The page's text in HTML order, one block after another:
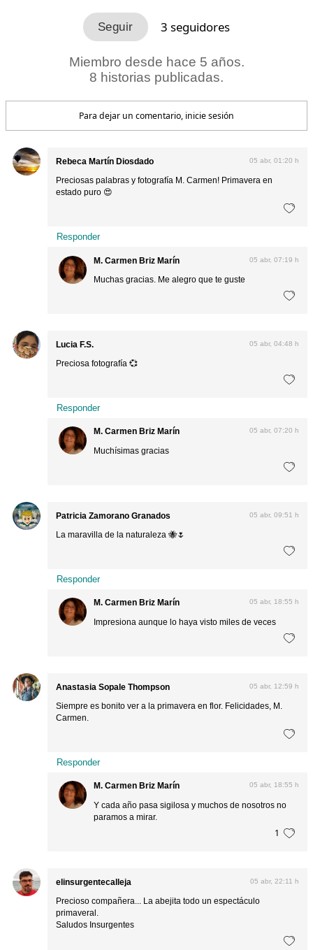
3 seguidores
Miembro desde hace 5 años.
8 historias publicadas.
Para dejar un comentario, inicie sesión
Rebeca Martín Diosdado 05 abr, 01:20 h
Preciosas palabras y fotografía M. Carmen! Primavera en
estado puro 😍
Responder
M. Carmen Briz Marín 05 abr, 07:19 h
Muchas gracias. Me alegro que te guste
Lucia F.S. 05 abr, 04:48 h
Preciosa fotografía 💞
Responder
M. Carmen Briz Marín 05 abr, 07:20 h
Muchísimas gracias
Patricia Zamorano Granados 05 abr, 09:51 h
La maravilla de la naturaleza 🐝🌷
Responder
M. Carmen Briz Marín 05 abr, 18:55 h
Impresiona aunque lo haya visto miles de veces
Anastasia Sopale Thompson 05 abr, 12:59 h
Siempre es bonito ver a la primavera en flor. Felicidades, M.
Carmen.
Responder
M. Carmen Briz Marín 05 abr, 18:55 h
Y cada año pasa sigilosa y muchos de nosotros no
paramos a mirar.
1
elinsurgentecalleja 05 abr, 22:11 h
Precioso compañera... La abejita todo un espectáculo
primaveral.
Saludos Insurgentes